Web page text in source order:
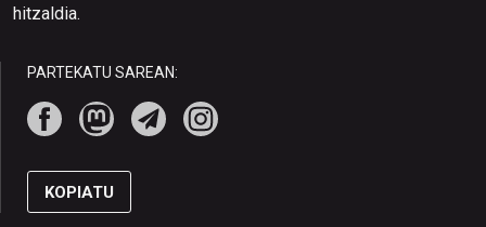
hitzaldia.
PARTEKATU SAREAN:
KOPIATU